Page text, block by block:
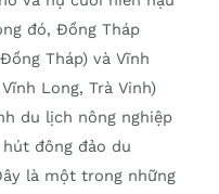
đó, Đồng Tháp
Tháp) và Vĩnh
Long, Trà Vinh)
du lịch nông nghiệp
đông đảo du
là một trong những